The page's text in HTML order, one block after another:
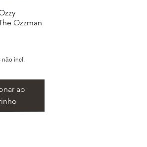
Ozzman
não incl.
ao